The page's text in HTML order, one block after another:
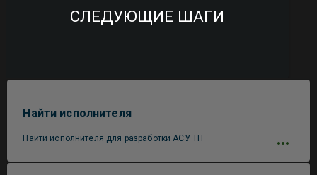
СЛЕДУЮЩИЕ ШАГИ
Найти исполнителя
Найти исполнителя для разработки АСУ ТП